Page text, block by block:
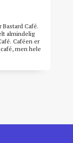
Café.
almindelig
Caféen er
men hele